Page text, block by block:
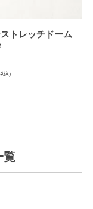
トレッチドーム
込)
覧